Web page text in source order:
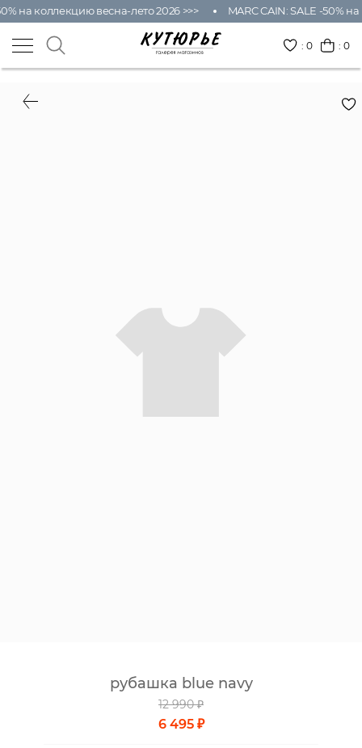
на коллекцию весна-лето 2026 >>> MARC CAIN: SALE -50%
:0 : 0
рубашка blue navy
12 990 ₽
6 495 ₽